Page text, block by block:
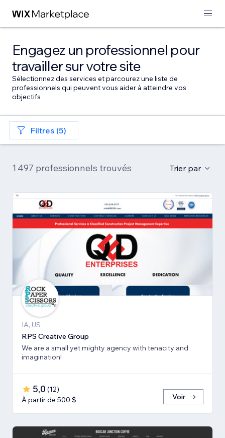
Engagez un professionnel pour
travailler sur votre site
Sélectionnez des services et parcourez une liste de
professionnels qui peuvent vous aider à atteindre vos
objectifs
Filtres (5)
1 497 professionnels trouvés Trier par
IA, US
RPS Creative Group
We are a small yet mighty agency with tenacity and
imagination!
5,0 (12)
À partir de 500 $
Voir